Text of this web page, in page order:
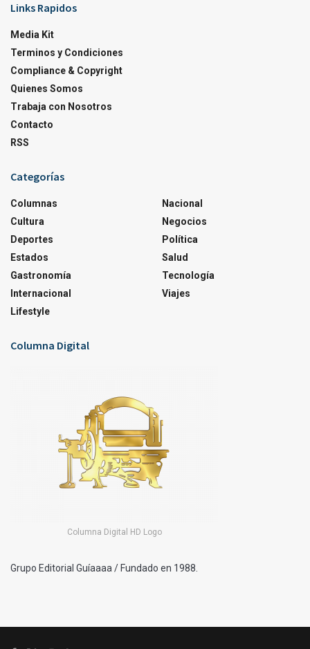
Links Rapidos
Media Kit
Terminos y Condiciones
Compliance & Copyright
Quienes Somos
Trabaja con Nosotros
Contacto
RSS
Categorías
Columnas
Cultura
Deportes
Estados
Gastronomía
Internacional
Lifestyle
Nacional
Negocios
Política
Salud
Tecnología
Viajes
Columna Digital
Columna Digital HD Logo
Grupo Editorial Guíaaaa / Fundado en 1988.